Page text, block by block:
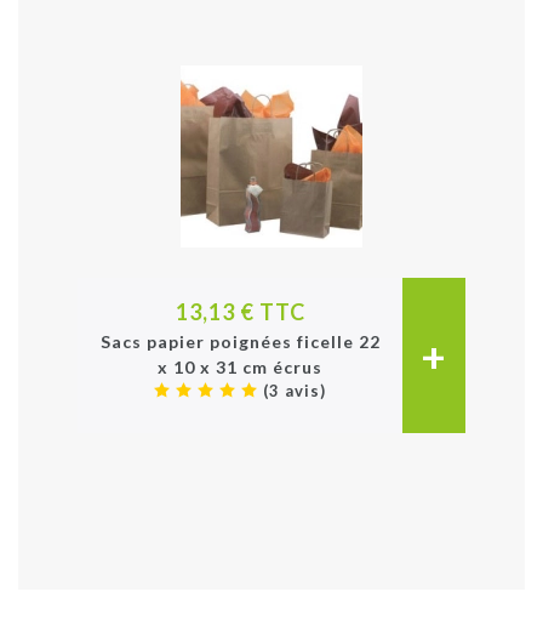
13,13 € TTC
Sacs papier poignées ficelle 22
x 10 x 31 cm écrus
(3 avis)
+